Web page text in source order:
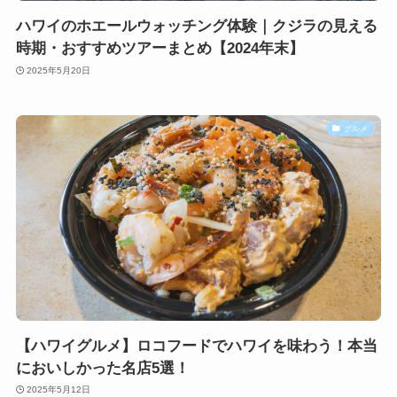
ハワイのホエールウォッチング体験｜クジラの見える
時期・おすすめツアーまとめ【2024年末】
2025年5月20日
グルメ
【ハワイグルメ】ロコフードでハワイを味わう！本当
においしかった名店5選！
2025年5月12日